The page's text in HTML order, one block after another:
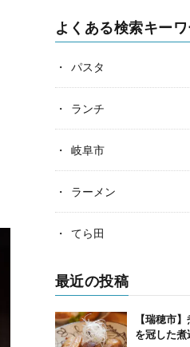
よくある検索キー
パスタ
ランチ
岐阜市
ラーメン
てら田
最近の投稿
【瑞穂市
を冠した煮